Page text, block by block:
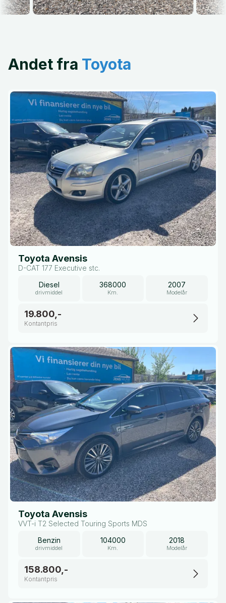
Andet fra Toyota
Toyota Avensis
D-CAT 177 Executive stc.
Diesel
drivmiddel
368000
Km.
2007
Modelår
19.800,-
Kontantpris
Toyota Avensis
VVT-i T2 Selected Touring Sports MDS
Benzin
drivmiddel
104000
Km.
2018
Modelår
158.800,-
Kontantpris